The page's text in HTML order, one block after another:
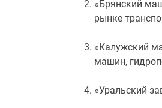
«Брянский
рынке
«Калужский
машин,
«Уральский